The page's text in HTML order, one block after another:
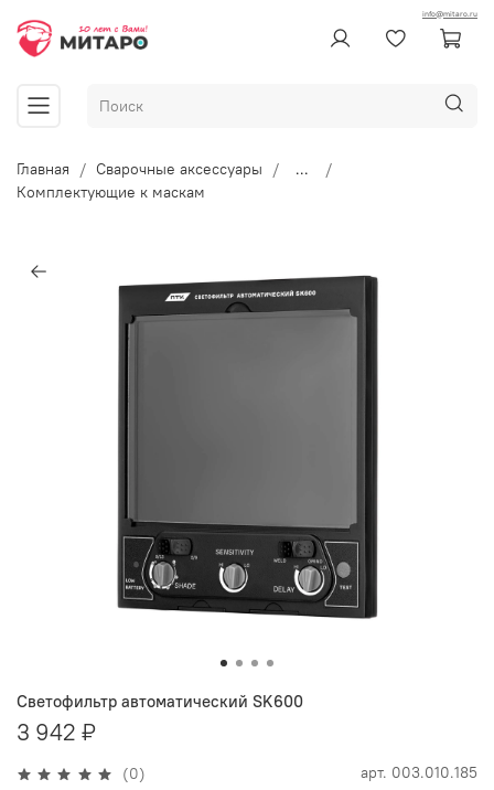
info@mitaro.ru
Главная Сварочные аксессуары
...
Комплектующие к маскам
(0) арт. 003.010.185
Светофильтр автоматический SK600
3 942 ₽